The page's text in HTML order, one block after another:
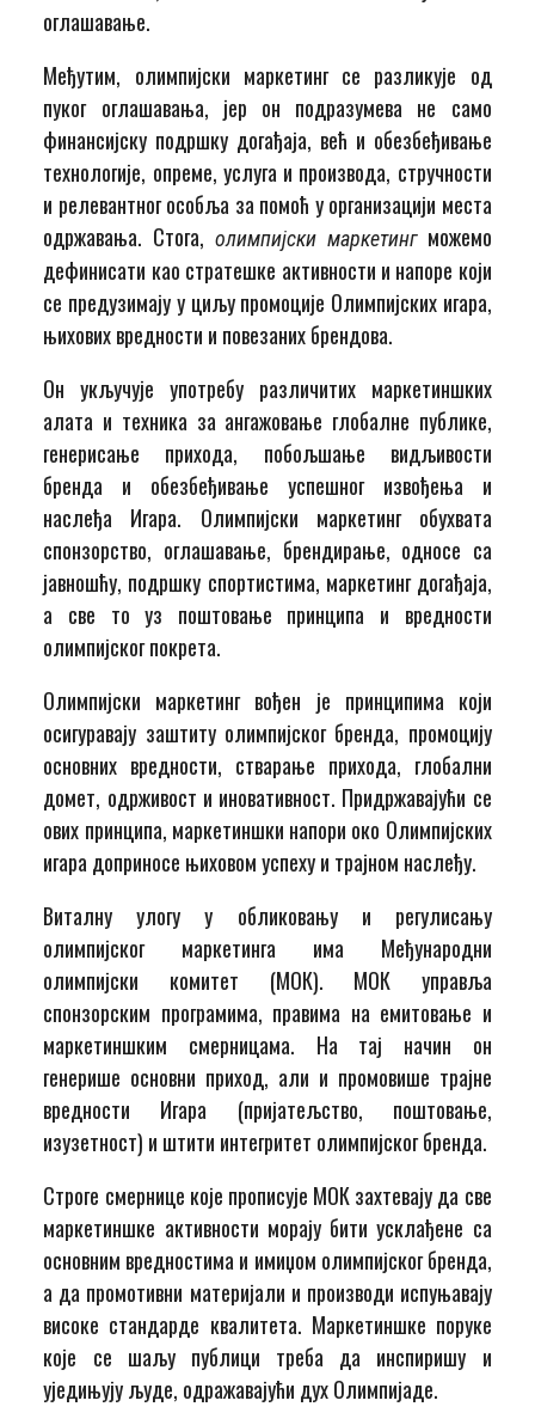
оглашавање.
Међутим, олимпијски маркетинг се разликује од
пуког оглашавања, јер он подразумева не само
финансијску подршку догађаја, већ и обезбеђивање
технологије, опреме, услуга и производа, стручности
и релевантног особља за помоћ у организацији места
одржавања. Стога, олимпијски маркетингможемо
дефинисати као стратешке активности и напоре који
се предузимају у циљу промоције Олимпијских игара,
њихових вредности и повезаних брендова.
Он укључује употребу различитих маркетиншких
алата и техника за ангажовање глобалне публике,
генерисање прихода, побољшање видљивости
бренда и обезбеђивање успешног извођења и
наслеђа Игара. Олимпијски маркетинг обухвата
спонзорство, оглашавање, брендирање, односе са
јавношћу, подршку спортистима, маркетинг догађаја,
а све то уз поштовање принципа и вредности
олимпијског покрета.
Олимпијски маркетинг вођен је принципима који
осигуравају заштиту олимпијског бренда, промоцију
основних вредности, стварање прихода, глобални
домет, одрживост и иновативност. Придржавајући се
ових принципа, маркетиншки напори око Олимпијских
игара доприносе њиховом успеху и трајном наслеђу.
Виталну улогу у обликовању и регулисању
олимпијског маркетинга има Међународни
олимпијски комитет (МОК). МОК управља
спонзорским програмима, правима на емитовање и
маркетиншким смерницама. На тај начин он
генерише основни приход, али и промовише трајне
вредности Игара (пријатељство, поштовање,
изузетност) и штити интегритет олимпијског бренда.
Строге смернице које прописује МОК захтевају да све
маркетиншке активности морају бити усклађене са
основним вредностима и имиџом олимпијског бренда,
а да промотивни материјали и производи испуњавају
високе стандарде квалитета. Маркетиншке поруке
које се шаљу публици треба да инспиришу и
уједињују људе, одражавајући дух Олимпијаде.